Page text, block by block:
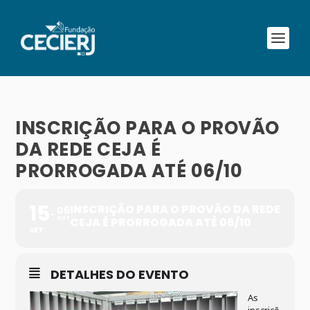
INSCRIÇÃO PARA O PROVÃO
DA REDE CEJA É
PRORROGADA ATÉ 06/10
DETALHES DO EVENTO
As